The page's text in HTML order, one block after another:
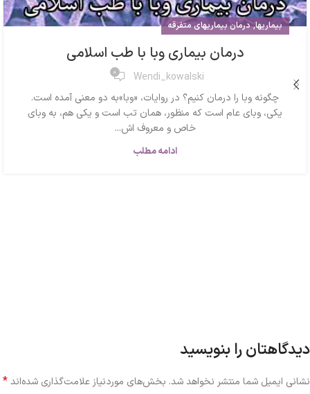
بیماریها,درمان بیماریهای متفرقه
درمان بیماری وبا با طب اسلامی
Wendi_kowalski
0
چگونه وبا را درمان کنیم؟ در روایات، «وبا»به دو معنی آمده است.
یکی، وبای عام است که منظور، همان تب است و یکی هم، به وبای
خاص و معروف اش...
ادامه مطلب
دیدگاهتان را بنویسید
نشانی ایمیل شما منتشر نخواهد شد. بخش‌های موردنیاز علامت‌گذاری شده‌اند*